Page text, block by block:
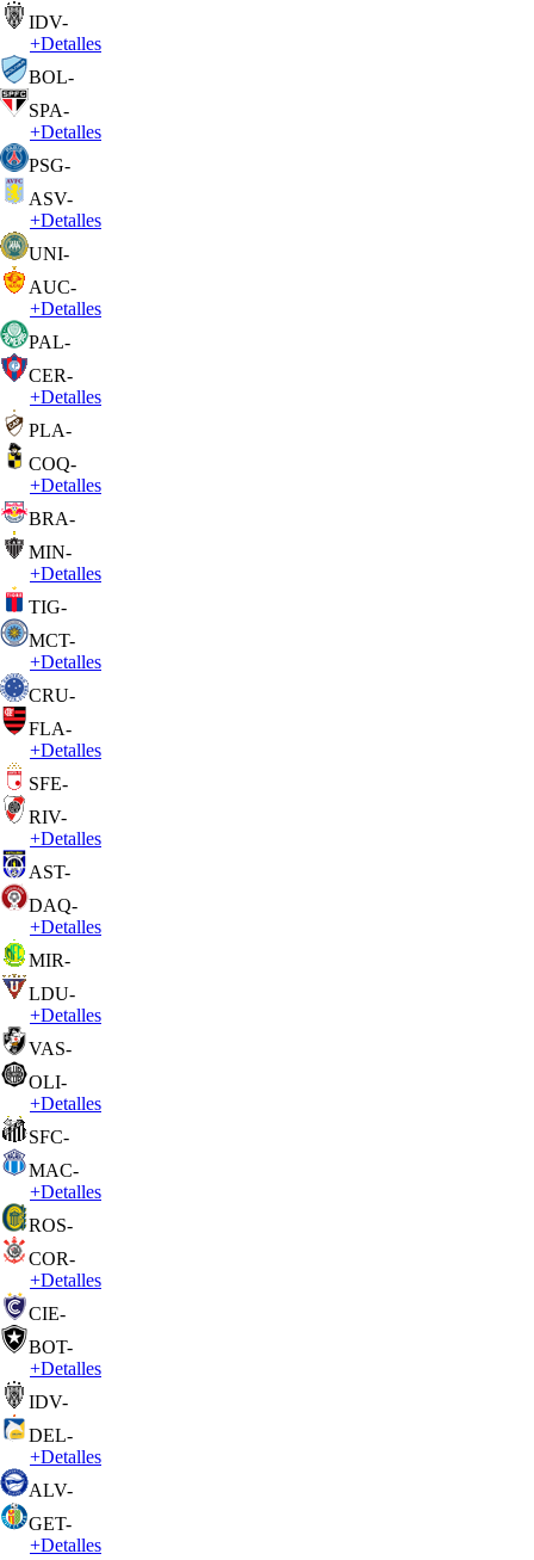
IDV-
+Detalles
BOL-
SPA-
+Detalles
PSG-
ASV-
+Detalles
UNI-
AUC-
+Detalles
PAL-
CER-
+Detalles
PLA-
COQ-
+Detalles
BRA-
MIN-
+Detalles
TIG-
MCT-
+Detalles
CRU-
FLA-
+Detalles
SFE-
RIV-
+Detalles
AST-
DAQ-
+Detalles
MIR-
LDU-
+Detalles
VAS-
OLI-
+Detalles
SFC-
MAC-
+Detalles
ROS-
COR-
+Detalles
CIE-
BOT-
+Detalles
IDV-
DEL-
+Detalles
ALV-
GET-
+Detalles